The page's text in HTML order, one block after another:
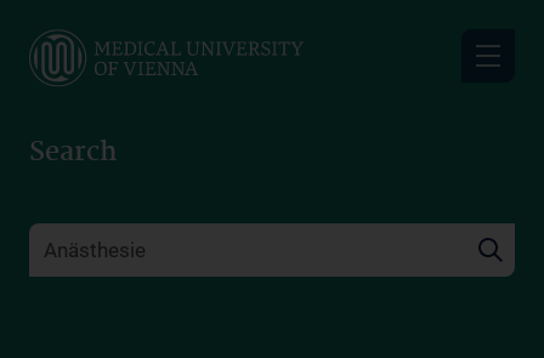
main
Search